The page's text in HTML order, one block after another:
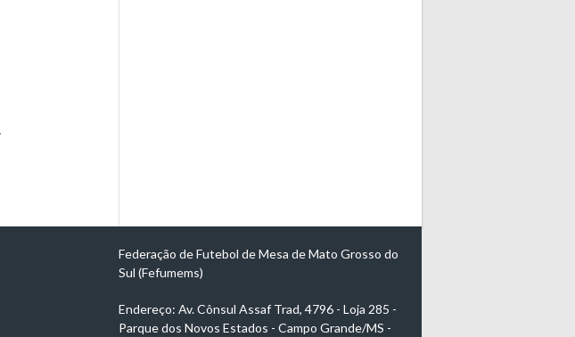
Federação de Futebol de Mesa de Mato Grosso do
Sul (Fefumems)
Endereço: Av. Cônsul Assaf Trad, 4796 - Loja 285 -
Parque dos Novos Estados - Campo Grande/MS -